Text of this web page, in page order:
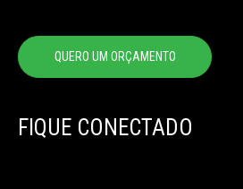
QUERO UM ORÇAMENTO
FIQUE CONECTADO